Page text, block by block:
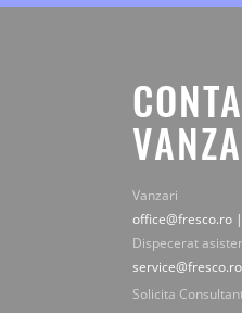
Vanzari
office@fresco.ro
Dispecerat
Solicita